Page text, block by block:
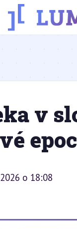
v
o 18:08